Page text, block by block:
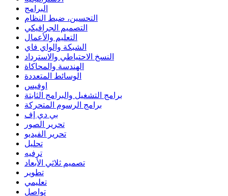
البرامج
التحسين، ضبط النظام
التصميم الجرافيكي
التعليم والأعمال
الشبكة والواي فاي
النسخ الاحتياطي والاسترداد
الهندسة والمحاكاة
الوسائط المتعددة
اوفيس
برامج التشغيل والبرامج الثابتة
برامج الرسوم المتحركة
بي دي إف
تحرير الصور
تحرير الفيديو
تحليل
ترفيه
تصميم ثلاثي الأبعاد
تطوير
تعليمي
تواصل